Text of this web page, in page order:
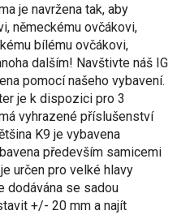
je navržena tak, aby
německému ovčákovi,
bílému ovčákovi,
dalším! Navštivte náš IG
pomocí našeho vybavení.
je k dispozici pro 3
vyhrazené příslušenství
K9 je vybavena
především samicemi
určen pro velké hlavy
dodávána se sadou
+/- 20 mm a najít